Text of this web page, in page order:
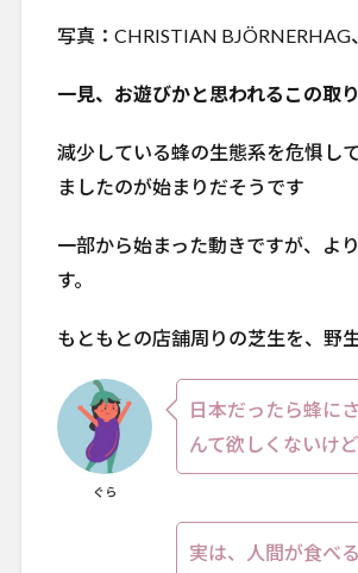
め：
最小
クド
ナル
ド
式】
ープ
写真：CHRISTIAN BJÖRNERHAG
一見、お遊びかと思われるこの取
減少している蜂の生態系を危惧し
ましたのが始まりだそうです
一部から始まった動きですが、よ
す。
もともとの店舗周りの芝生を、野
ぐら
日本だったら蜂に
んて欲しくないけ
実は、人間が食べ